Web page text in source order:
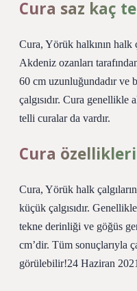
Cura saz kaç
Cura, Yörük halkının halk
Akdeniz ozanları
60 cm uzunluğundadır ve
çalgısıdır. Cura
telli curalar da vardır.
Cura
Cura, Yörük halk
küçük çalgısıdır.
tekne derinliği ve göğüs
cm’dir. Tüm sonuçlarıyla
görülebilir!24 Haziran 2021